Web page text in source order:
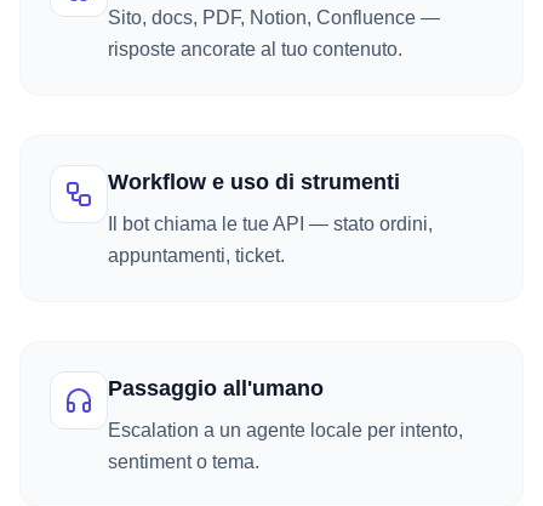
Sito, docs, PDF, Notion, Confluence —
risposte ancorate al tuo contenuto.
Workflow e uso di strumenti
Il bot chiama le tue API — stato ordini,
appuntamenti, ticket.
Passaggio all'umano
Escalation a un agente locale per intento,
sentiment o tema.